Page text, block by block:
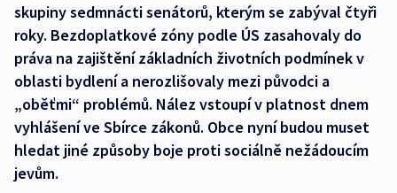
skupiny sedmnácti senátorů, kterým se zabýval čtyři
roky. Bezdoplatkové zóny podle ÚS zasahovaly do
práva na zajištění základních životních podmínek v
oblasti bydlení a nerozlišovaly mezi původci a
„oběťmi“ problémů. Nález vstoupí v platnost dnem
vyhlášení ve Sbírce zákonů. Obce nyní budou muset
hledat jiné způsoby boje proti sociálně nežádoucím
jevům.